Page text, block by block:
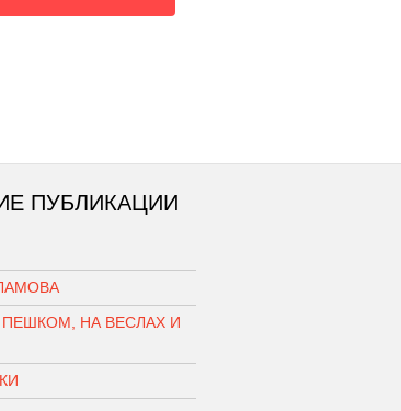
ПУБЛИКАЦИИ
НА ВЕСЛАХ И